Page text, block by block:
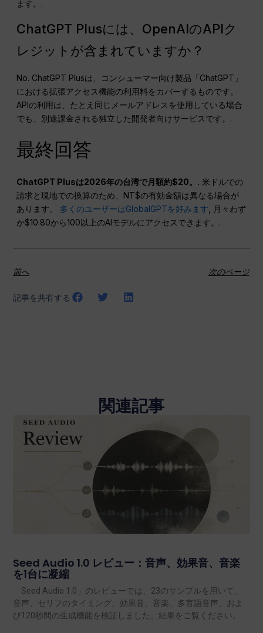
ます。.
ChatGPT Plusには、OpenAIのAPIク
レジットが含まれていますか？
No. ChatGPT Plusは、コンシューマー向け製品「ChatGPT」
における拡張アクセス機能の利用料をカバーするものです。
APIの利用は、たとえ同じメールアドレスを使用している場合
でも、別途課金される独立した開発者向けサービスです。.
最終回答
ChatGPT Plusは2026年の台湾で月額約$20。. 米ドルでの
請求と現地での換算のため、NT$の有効金額は異なる場合が
あります。 多くのユーザーはGlobalGPTを好みます , 月々わず
か$10.80から100以上のAIモデルにアクセスできます。.
前へ 次のページ
記事を共有する
関連記事
Seed Audio 1.0 レビュー：音声、効果音、音楽
を1台に凝縮
「Seed Audio 1.0」のレビューでは、23のサンプルを用いて、
音声、セリフのタイミング、効果音、音楽、多言語音声、およ
び120秒間の生成機能を検証しました。結果をご覧ください。.